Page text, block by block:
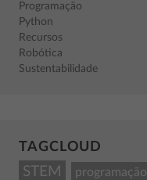
Programação
Python
Recursos
Robótica
Sustentabilidade
TAGCLOUD
STEM programação